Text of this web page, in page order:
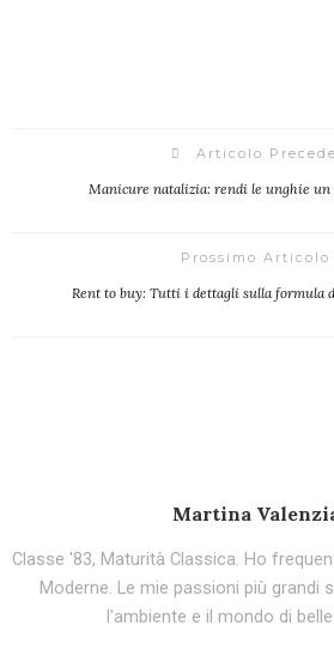
Articolo
Manicure natalizia: rendi le unghie un
Prossimo Articolo
Rent to buy: Tutti i dettagli sulla formula
Martina
Classe '83, Maturità Classica. Ho
Moderne. Le mie passioni più grandi
l'ambiente e il mondo di